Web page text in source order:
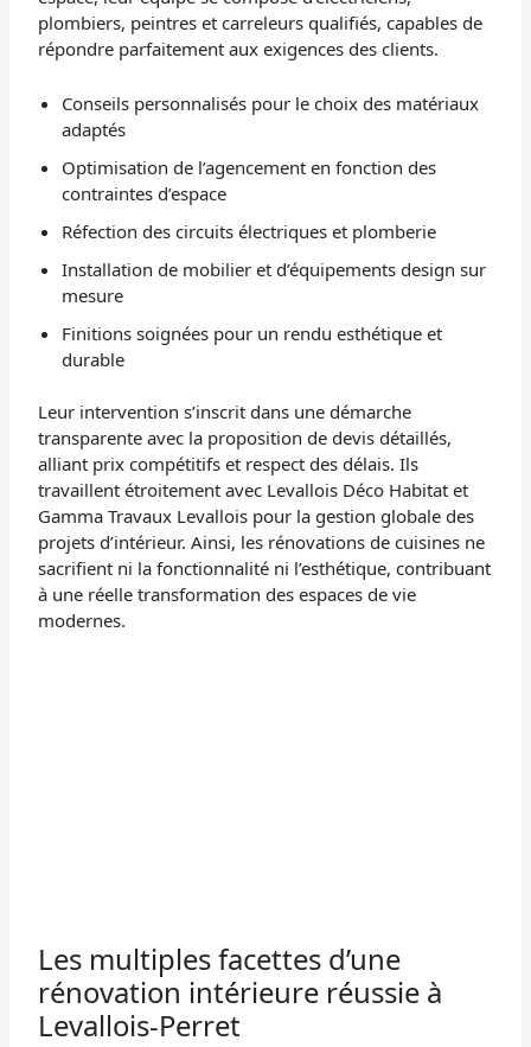
plombiers, peintres et carreleurs qualifiés, capables de
répondre parfaitement aux exigences des clients.
Conseils personnalisés pour le choix des matériaux
adaptés
Optimisation de l’agencement en fonction des
contraintes d’espace
Réfection des circuits électriques et plomberie
Installation de mobilier et d’équipements design sur
mesure
Finitions soignées pour un rendu esthétique et
durable
Leur intervention s’inscrit dans une démarche
transparente avec la proposition de devis détaillés,
alliant prix compétitifs et respect des délais. Ils
travaillent étroitement avec Levallois Déco Habitat et
Gamma Travaux Levallois pour la gestion globale des
projets d’intérieur. Ainsi, les rénovations de cuisines ne
sacrifient ni la fonctionnalité ni l’esthétique, contribuant
à une réelle transformation des espaces de vie
modernes.
Les multiples facettes d’une
rénovation intérieure réussie à
Levallois-Perret